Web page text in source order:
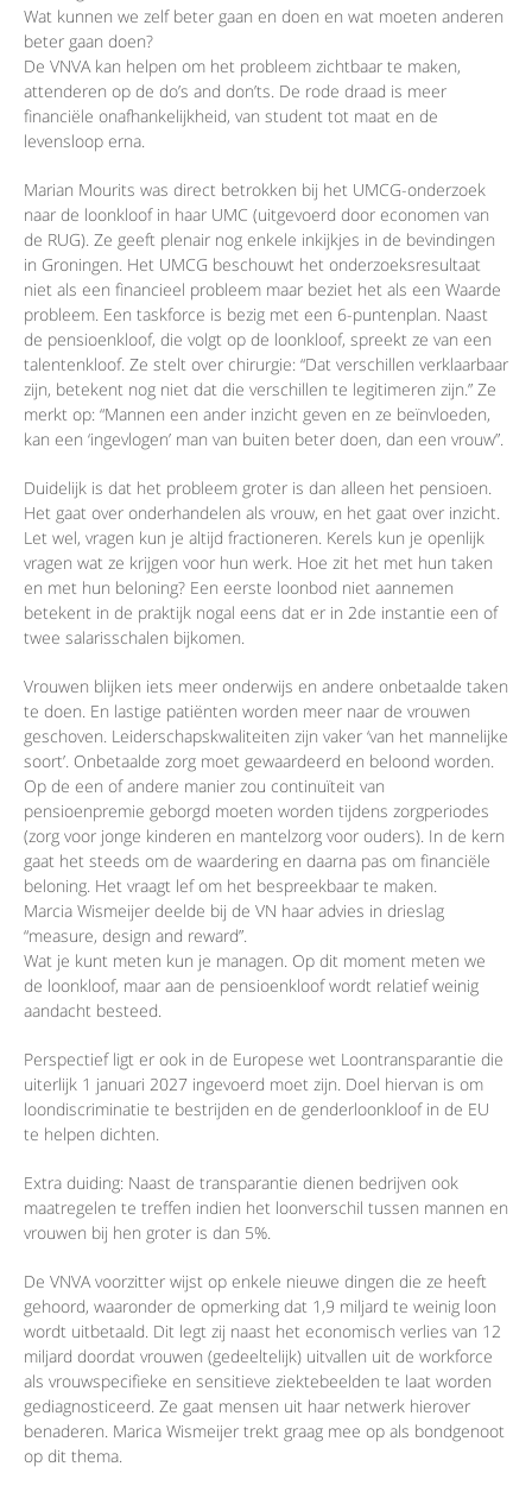
Wat kunnen we zelf beter gaan en doen en wat moeten anderen
beter gaan doen?
De VNVA kan helpen om het probleem zichtbaar te maken,
attenderen op de do’s and don’ts. De rode draad is meer
financiële onafhankelijkheid, van student tot maat en de
levensloop erna.
Marian Mourits was direct betrokken bij het UMCG-onderzoek
naar de loonkloof in haar UMC (uitgevoerd door economen van
de RUG). Ze geeft plenair nog enkele inkijkjes in de bevindingen
in Groningen. Het UMCG beschouwt het onderzoeksresultaat
niet als een financieel probleem maar beziet het als een Waarde
probleem. Een taskforce is bezig met een 6-puntenplan. Naast
de pensioenkloof, die volgt op de loonkloof, spreekt ze van een
talentenkloof. Ze stelt over chirurgie: “Dat verschillen verklaarbaar
zijn, betekent nog niet dat die verschillen te legitimeren zijn.” Ze
merkt op: “Mannen een ander inzicht geven en ze beïnvloeden,
kan een ‘ingevlogen’ man van buiten beter doen, dan een vrouw”.
Duidelijk is dat het probleem groter is dan alleen het pensioen.
Het gaat over onderhandelen als vrouw, en het gaat over inzicht.
Let wel, vragen kun je altijd fractioneren. Kerels kun je openlijk
vragen wat ze krijgen voor hun werk. Hoe zit het met hun taken
en met hun beloning? Een eerste loonbod niet aannemen
betekent in de praktijk nogal eens dat er in 2de instantie een of
twee salarisschalen bijkomen.
Vrouwen blijken iets meer onderwijs en andere onbetaalde taken
te doen. En lastige patiënten worden meer naar de vrouwen
geschoven. Leiderschapskwaliteiten zijn vaker ‘van het mannelijke
soort’. Onbetaalde zorg moet gewaardeerd en beloond worden.
Op de een of andere manier zou continuïteit van
pensioenpremie geborgd moeten worden tijdens zorgperiodes
(zorg voor jonge kinderen en mantelzorg voor ouders). In de kern
gaat het steeds om de waardering en daarna pas om financiële
beloning. Het vraagt lef om het bespreekbaar te maken.
Marcia Wismeijer deelde bij de VN haar advies in drieslag
“measure, design and reward”.
Wat je kunt meten kun je managen. Op dit moment meten we
de loonkloof, maar aan de pensioenkloof wordt relatief weinig
aandacht besteed.
Perspectief ligt er ook in de Europese wet Loontransparantie die
uiterlijk 1 januari 2027 ingevoerd moet zijn. Doel hiervan is om
loondiscriminatie te bestrijden en de genderloonkloof in de EU
te helpen dichten.
Extra duiding: Naast de transparantie dienen bedrijven ook
maatregelen te treffen indien het loonverschil tussen mannen en
vrouwen bij hen groter is dan 5%.
De VNVA voorzitter wijst op enkele nieuwe dingen die ze heeft
gehoord, waaronder de opmerking dat 1,9 miljard te weinig loon
wordt uitbetaald. Dit legt zij naast het economisch verlies van 12
miljard doordat vrouwen (gedeeltelijk) uitvallen uit de workforce
als vrouwspecifieke en sensitieve ziektebeelden te laat worden
gediagnosticeerd. Ze gaat mensen uit haar netwerk hierover
benaderen. Marica Wismeijer trekt graag mee op als bondgenoot
op dit thema.